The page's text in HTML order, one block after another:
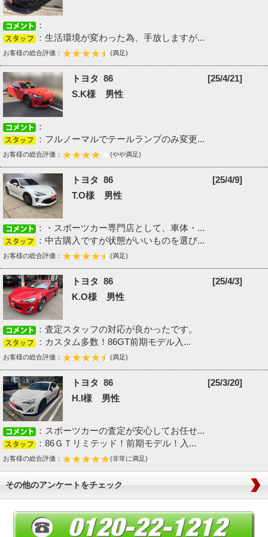
：
：生活環境が変わった為、手放しますが...
お客様の総合評価： (満足)
トヨタ 86
[25/4/21]
S.K様 男性
：
：フルノーマルでテールランプのみ変更...
お客様の総合評価： (やや満足)
トヨタ 86
[25/4/9]
T.O様 男性
：・スポーツカー専門店として、車体・...
：中古購入ですが状態がいいものを選び...
お客様の総合評価： (満足)
トヨタ 86
[25/4/3]
K.O様 男性
：査定スタッフの対応が良かったです。
：カスタム多数！86GT前期モデル入...
お客様の総合評価： (満足)
トヨタ 86
[25/3/20]
H.I様 男性
：スポーツカーの査定が安心してお任せ...
：86ＧＴリミテッド！前期モデル！入...
お客様の総合評価： (非常に満足)
その他のアンケートをチェック